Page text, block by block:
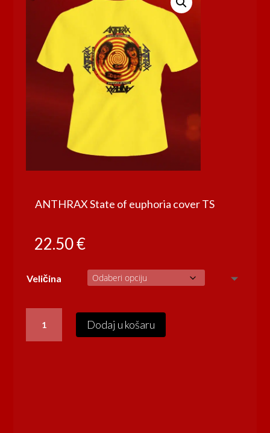
ANTHRAX State of euphoria cover TS
22.50€
Veličina
State
of
Dodaj u košaru